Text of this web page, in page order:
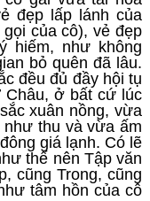
đẹp lấp lánh của
của cô), vẻ đẹp
hiếm, như không
bỏ quên đã lâu.
đều đủ đầy hội tụ
ở bất cứ lúc
xuân nồng, vừa
thu và vừa ấm
giá lạnh. Có lẽ
thế nên Tập văn
cũng Trong, cũng
tâm hồn của cô